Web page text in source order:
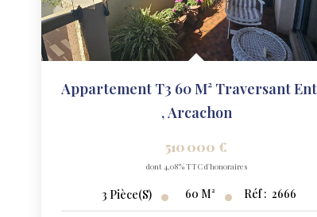
, Arcachon
510 000 €
dont 4,08% TTC d'honoraires
3 Pièce(s) 60 M² Réf : 2666